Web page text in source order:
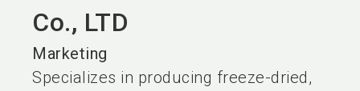
Co., LTD
Marketing
Specializes in producing freeze-dried,